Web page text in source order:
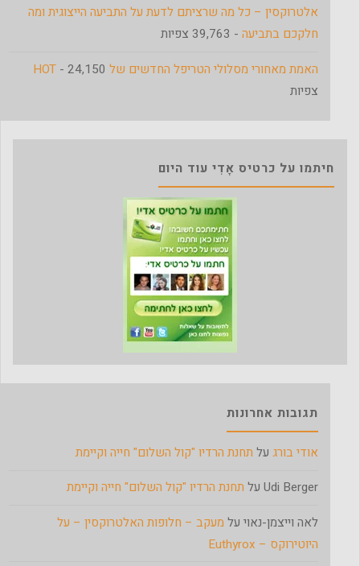
אלטרוקסין – כל מה שרציתם לדעת על התביעה הייצוגית ומה
חלקכם בתביעה - 39,763 צפיות
האמת מאחורי מסלולי הטריפל החדשים של HOT - 24,150
צפיות
חיתמו על כרטיס אָדִי עוד היום
תגובות אחרונות
אודי בורג על תחנת הרדיו "קול השלום" חייה וקיימת
Udi Berger על תחנת הרדיו "קול השלום" חייה וקיימת
לאה וייצמן-נאוי על מעקב – חלופות האלטרוקסין – על
היוטירוקס – Euthyrox